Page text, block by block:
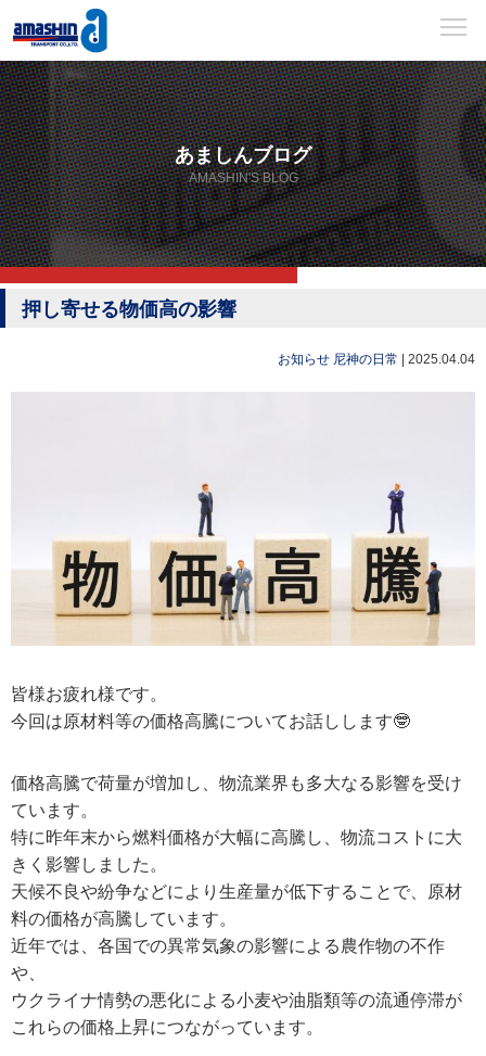
あましんブログ
AMASHIN'S BLOG
押し寄せる物価高の影響
お知らせ 尼神の日常 2025.04.04
皆様お疲れ様です。
今回は原材料等の価格高騰についてお話しします🤓
価格高騰で荷量が増加し、物流業界も多大なる影響を受け
ています。
特に昨年末から燃料価格が大幅に高騰し、物流コストに大
きく影響しました。
天候不良や紛争などにより生産量が低下することで、原材
料の価格が高騰しています。
近年では、各国での異常気象の影響による農作物の不作
や、
ウクライナ情勢の悪化による小麦や油脂類等の流通停滞が
これらの価格上昇につながっています。